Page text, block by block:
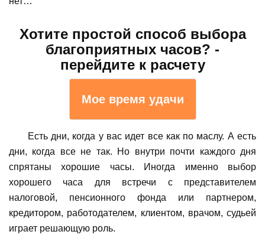
Хотите простой способ выбора
благоприятных часов? -
перейдите к расчету
Мое время удачи
Есть дни, когда у вас идет все как по маслу. А есть
дни, когда все не так. Но внутри почти каждого дня
спрятаны хорошие часы. Иногда именно выбор
хорошего часа для встречи с представителем
налоговой, пенсионного фонда или партнером,
кредитором, работодателем, клиентом, врачом, судьей
играет решающую роль.